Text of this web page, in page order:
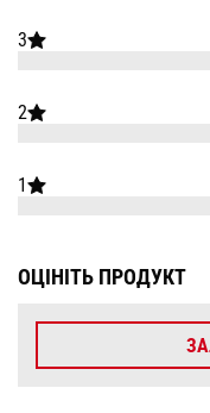
3
2
1
ОЦІНІТЬ ПРОДУКТ